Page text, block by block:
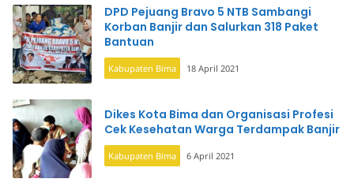
DPD Pejuang Bravo 5 NTB Sambangi
Korban Banjir dan Salurkan 318 Paket
Bantuan
Kabupaten Bima 18 April 2021
Dikes Kota Bima dan Organisasi Profesi
Cek Kesehatan Warga Terdampak Banjir
Kabupaten Bima 6 April 2021